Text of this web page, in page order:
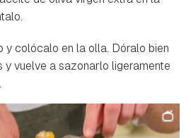
y colócalo en la olla. Dóralo bien
vuelve a sazonarlo ligeramente